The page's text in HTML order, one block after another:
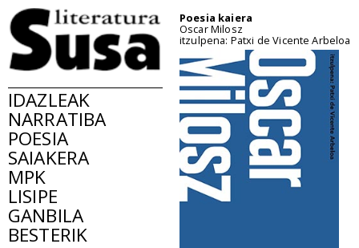
IDAZLEAK
NARRATIBA
POESIA
SAIAKERA
MPK
LISIPE
GANBILA
BESTERIK
Poesia kaiera
Oscar Milosz
itzulpena: Patxi de Vicente Arbeloa